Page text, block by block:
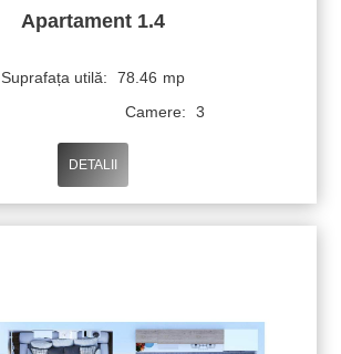
Apartament 1.4
Suprafața utilă: 78.46 mp
Camere: 3
DETALII